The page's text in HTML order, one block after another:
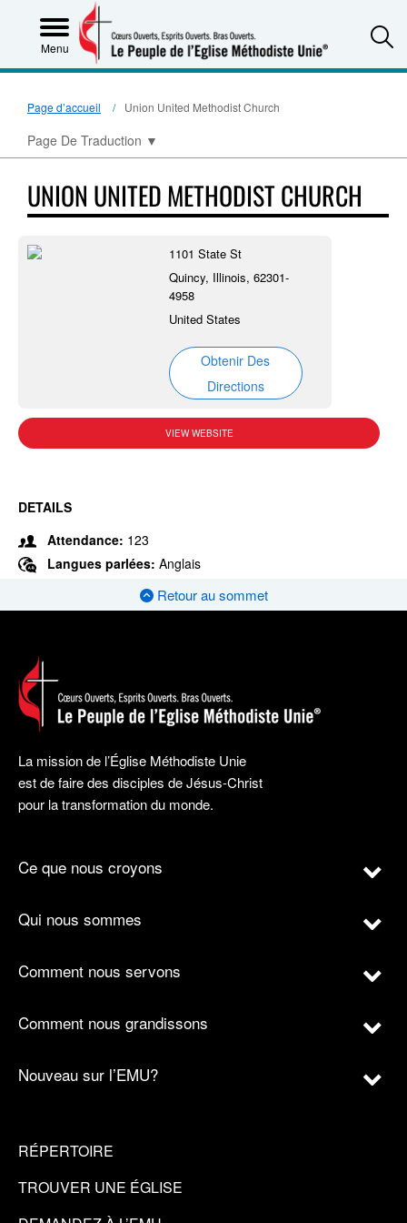
Menu
Page d’accueil Union United Methodist Church
Page De Traduction ▼
UNION UNITED METHODIST CHURCH
1101 State St
Quincy, Illinois, 62301-
4958
United States
Obtenir Des
Directions
VIEW WEBSITE
DETAILS
Attendance: 123
Langues parlées: Anglais
Retour au sommet
La mission de l’Église Méthodiste Unie
est de faire des disciples de Jésus-Christ
pour la transformation du monde.
Ce que nous croyons
Qui nous sommes
Comment nous servons
Comment nous grandissons
Nouveau sur l’EMU?
RÉPERTOIRE
TROUVER UNE ÉGLISE